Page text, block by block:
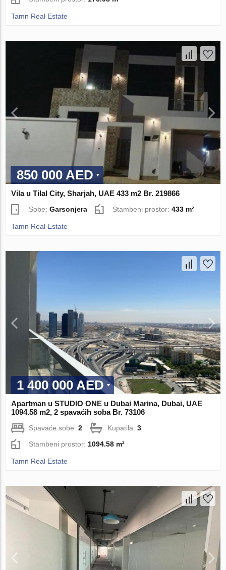
Tamn Real Estate
850 000 AED
Vila u Tilal City, Sharjah, UAE 433 m2 Br. 219866
Sobe:Garsonjera Stambeni prostor:433 m²
Tamn Real Estate
1 400 000 AED
Apartman u STUDIO ONE u Dubai Marina, Dubai, UAE
1094.58 m2, 2 spavaćih soba Br. 73106
Spavaće sobe:2 Kupatila:3
Stambeni prostor: 1094.58 m²
Tamn Real Estate